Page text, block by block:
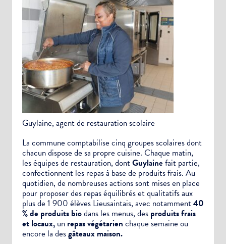
Guylaine, agent de restauration scolaire
La commune comptabilise cinq groupes scolaires dont
chacun dispose de sa propre cuisine. Chaque matin,
les équipes de restauration, dontGuylainefait partie,
confectionnent les repas à base de produits frais. Au
quotidien, de nombreuses actions sont mises en place
pour proposer des repas équilibrés et qualitatifs aux
plus de 1 900 élèves Lieusaintais, avec notamment40
% de produits biodans les menus, des produits frais
et locaux, un repas végétarien chaque semaine ou
encore la desgâteaux maison.